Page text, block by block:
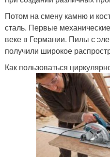
Потом на смену камню и
сталь. Первые
веке в Германии. Пилы с
получили широкое
Как пользоваться